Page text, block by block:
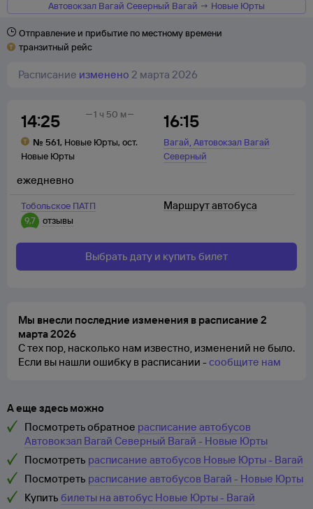
Автовокзал Вагай Северный Вагай → Новые Юрты
Отправление и прибытие по местному времени
транзитный рейс
Расписание изменено 2 марта 2026
14:25
№ 561, Новые Юрты, ост.
Новые Юрты
16:15
Вагай,Автовокзал Вагай
Северный
1 ч 50 м
Тобольское ПАТП
9,7
отзывы
ежедневно
Маршрут автобуса
Выбрать дату и купить билет
Мы внесли последние изменения в расписание 2
марта 2026
С тех пор, насколько нам известно, изменений не было.
Если вы нашли ошибку в расписании -сообщите нам
А еще здесь можно
Посмотреть обратное расписание автобусов
Автовокзал Вагай Северный Вагай - Новые Юрты
Посмотреть расписание автобусов Новые Юрты - Вагай
Посмотреть расписание автобусов Вагай - Новые Юрты
Купить билеты на автобус Новые Юрты - Вагай